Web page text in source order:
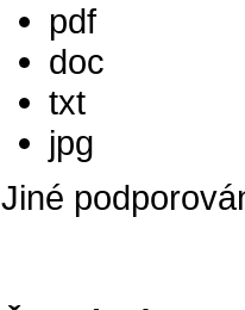
pdf
doc
txt
jpg
Jiné